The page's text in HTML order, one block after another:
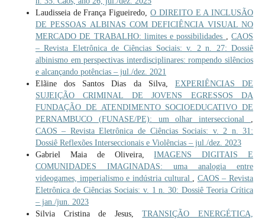
Laudisseia de França Figueiredo, O DIREITO E A INCLUSÃO
DE PESSOAS ALBINAS COM DEFICIÊNCIA VISUAL NO
MERCADO DE TRABALHO: limites e possibilidades
,CAOS
– Revista Eletrônica de Ciências Sociais: v. 2 n. 27: Dossiê
albinismo em perspectivas interdisciplinares: rompendo silêncios
e alcançando potências – jul./dez. 2021
Elãine dos Santos Dias da Silva, EXPERIÊNCIAS DE
SUJEIÇÃO CRIMINAL DE JOVENS EGRESSOS DA
FUNDAÇÃO DE ATENDIMENTO SOCIOEDUCATIVO DE
PERNAMBUCO (FUNASE/PE): um olhar interseccional
CAOS – Revista Eletrônica de Ciências Sociais: v. 2 n. 31:
Dossiê Reflexões Interseccionais e Violências – jul./dez. 2023
Gabriel Maia de Oliveira,IMAGENS DIGITAIS E
COMUNIDADES IMAGINADAS: uma analogia entre
videogames, imperialismo e indústria cultural
CAOS – Revista
Eletrônica de Ciências Sociais: v. 1 n. 30: Dossiê Teoria Crítica
– jan./jun. 2023
Silvia Cristina de Jesus,TRANSIÇÃO ENERGÉTICA,